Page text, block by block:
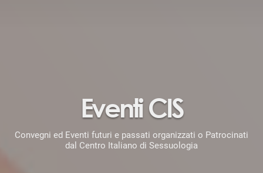
Eventi CIS
Convegni ed Eventi futuri e passati organizzati o Patrocinati
dal Centro Italiano di Sessuologia